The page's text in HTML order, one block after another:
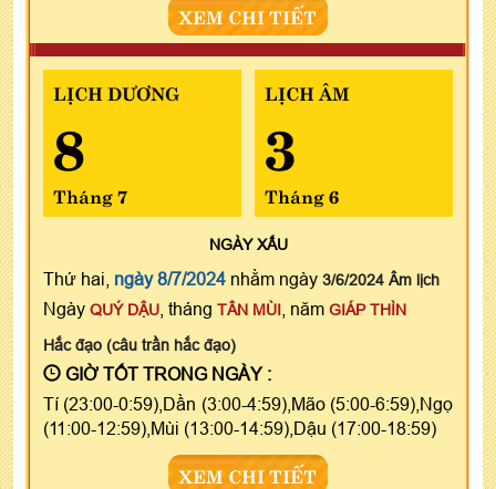
XEM CHI TIẾT
LỊCH DƯƠNG
8
Tháng 7
LỊCH ÂM
3
Tháng 6
NGÀYXẤU
Thứ hai, ngày 8/7/2024 nhằm ngày 3/6/2024 Âm lịch
Ngày QUÝ DẬU , tháng TÂN MÙI , năm GIÁP THÌN
Hắc đạo (câu trần hắc đạo)
GIỜ TỐT TRONG NGÀY :
Tí (23:00-0:59),Dần (3:00-4:59),Mão (5:00-6:59),Ngọ
(11:00-12:59),Mùi (13:00-14:59),Dậu (17:00-18:59)
XEM CHI TIẾT